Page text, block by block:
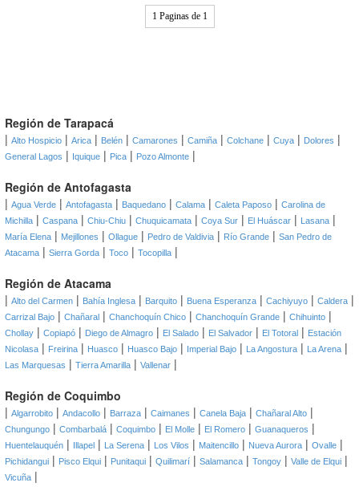
1 Paginas de 1
Región de Tarapacá
| Alto Hospicio | Arica | Belén | Camarones | Camiña | Colchane | Cuya | Dolores |
General Lagos | Iquique | Pica | Pozo Almonte |
Región de Antofagasta
| Agua Verde | Antofagasta | Baquedano | Calama | Caleta Paposo | Carolina de
Michilla | Caspana | Chiu-Chiu | Chuquicamata | Coya Sur | El Huáscar | Lasana |
María Elena | Mejillones | Ollague | Pedro de Valdivia | Río Grande | San Pedro de
Atacama | Sierra Gorda | Toco | Tocopilla |
Región de Atacama
| Alto del Carmen | Bahía Inglesa | Barquito | Buena Esperanza | Cachiyuyo | Caldera |
Carrizal Bajo | Chañaral | Chanchoquín Chico | Chanchoquín Grande | Chihuinto |
Chollay | Copiapó | Diego de Almagro | El Salado | El Salvador | El Totoral | Estación
Nicolasa | Freirina | Huasco | Huasco Bajo | Imperial Bajo | La Angostura | La Arena |
Las Marquesas | Tierra Amarilla | Vallenar |
Región de Coquimbo
| Algarrobito | Andacollo | Barraza | Caimanes | Canela Baja | Chañaral Alto |
Chungungo | Combarbalá | Coquimbo | El Molle | El Romero | Guanaqueros |
Huentelauquén | Illapel | La Serena | Los Vilos | Maitencillo | Nueva Aurora | Ovalle |
Pichidangui | Pisco Elqui | Punitaqui | Quilimarí | Salamanca | Tongoy | Valle de Elqui |
Vicuña |